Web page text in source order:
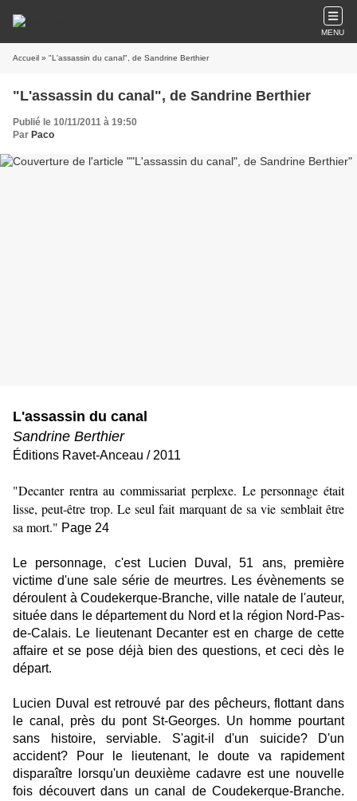
MENU
Accueil » "L'assassin du canal", de Sandrine Berthier
"L'assassin du canal", de Sandrine Berthier
Publié le 10/11/2011 à 19:50
Par Paco
L'assassin du canal
Sandrine Berthier
Éditions Ravet-Anceau / 2011
"Decanter rentra au commissariat perplexe. Le personnage était
lisse, peut-être trop. Le seul fait marquant de sa vie semblait être
sa mort." Page 24
Le personnage, c'est Lucien Duval, 51 ans, première
victime d'une sale série de meurtres. Les évènements se
déroulent à Coudekerque-Branche, ville natale de l'auteur,
située dans le département du Nord et la région Nord-Pas-
de-Calais. Le lieutenant Decanter est en charge de cette
affaire et se pose déjà bien des questions, et ceci dès le
départ.
Lucien Duval est retrouvé par des pêcheurs, flottant dans
le canal, près du pont St-Georges. Un homme pourtant
sans histoire, serviable. S'agit-il d'un suicide? D'un
accident? Pour le lieutenant, le doute va rapidement
disparaître lorsqu'un deuxième cadavre est une nouvelle
fois découvert dans un canal de Coudekerque-Branche.